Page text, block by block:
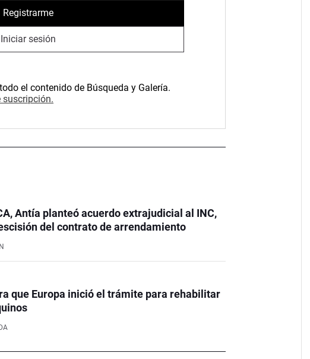
Registrarme
Iniciar sesión
el contenido de Búsqueda y Galería.
suscripción.
Antía planteó acuerdo extrajudicial al INC,
del contrato de arrendamiento
que Europa inició el trámite para rehabilitar